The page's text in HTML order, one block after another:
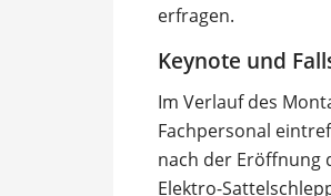
erfragen.
Keynote und
Im Verlauf des
Fachpersonal
nach der Eröffnung
Elektro-